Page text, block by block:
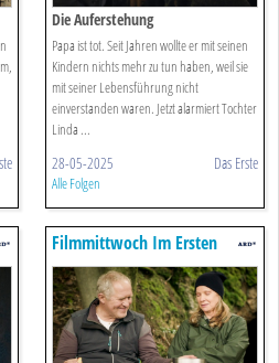
Die Auferstehung
Papa ist tot. Seit Jahren wollte er mit seinen
Kindern nichts mehr zu tun haben, weil sie
mit seiner Lebensführung nicht
einverstanden waren. Jetzt alarmiert Tochter
Linda ...
28-05-2025 Das Erste
Alle Folgen
Filmmittwoch Im Ersten